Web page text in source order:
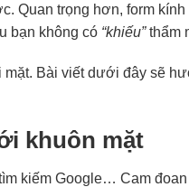
Quan trọng hơn, form
bạn không có “khiếu”thẩm
Bài viết dưới đây sẽ
khuôn mặt
kiếm Google… Cam